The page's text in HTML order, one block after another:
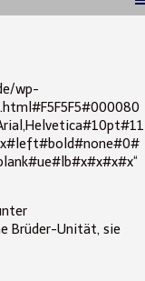
wp-
Brüder-Unität, sie